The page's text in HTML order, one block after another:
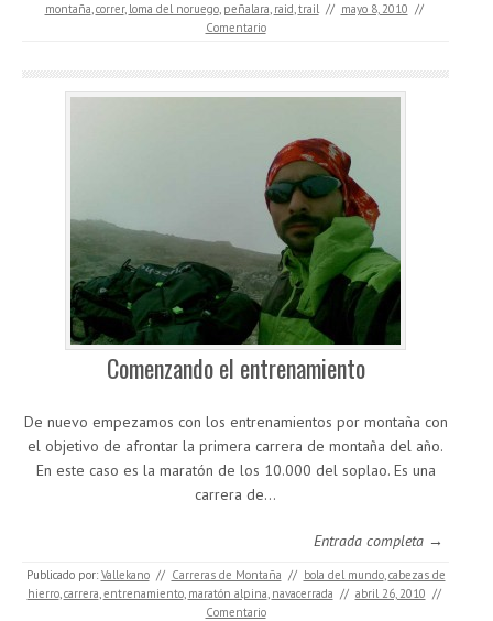
montaña,correr, loma del noruego, peñalara, raid,trail // mayo 8, 2010 //
Comentario
Comenzando el entrenamiento
De nuevo empezamos con los entrenamientos por montaña con
el objetivo de afrontar la primera carrera de montaña del año.
En este caso es la maratón de los 10.000 del soplao. Es una
carrera de…
Entrada completa →
Publicado por: Vallekano // Carreras de Montaña // bola del mundo,cabezas de
hierro,carrera,entrenamiento, maratón alpina, navacerrada // abril 26, 2010 //
Comentario